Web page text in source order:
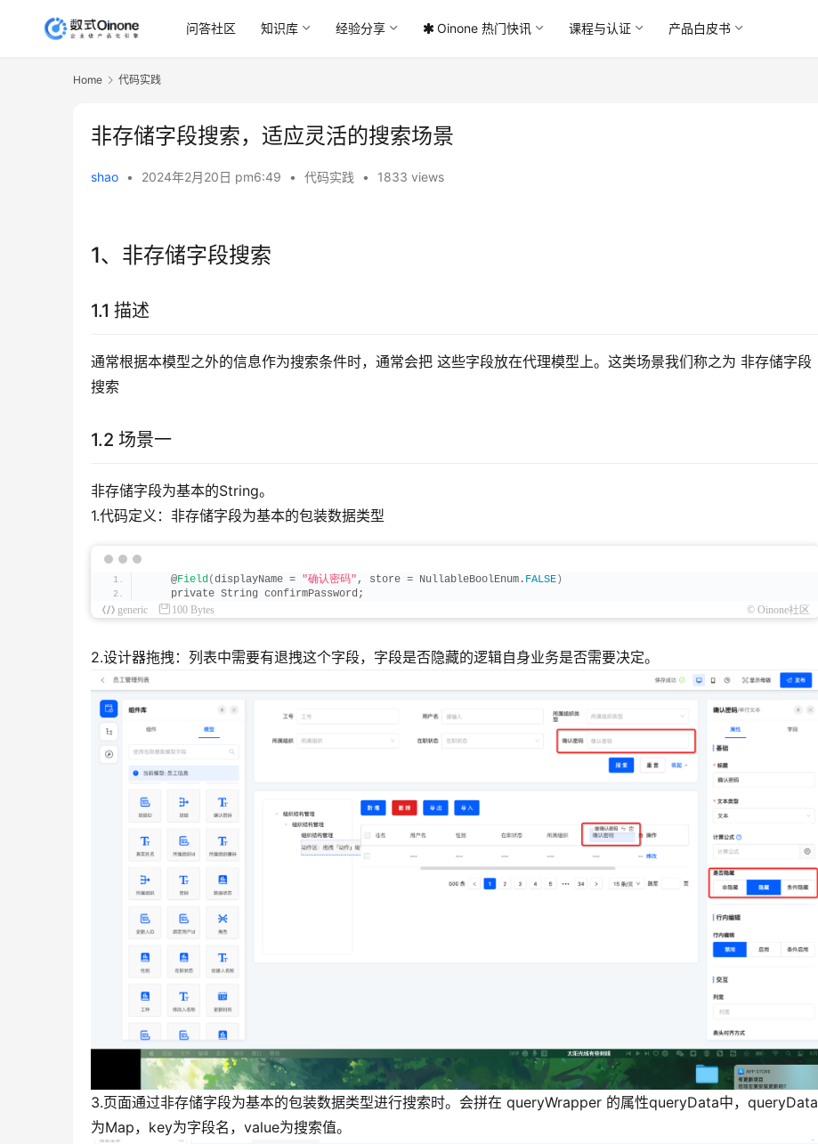
问答社区 知识库 经验分享 Oinone 热门快讯 课程与认证 产品白皮书
Home 代码实践
非存储字段搜索，适应灵活的搜索场景
shao • 2024年2月20日 pm6:49 • 代码实践 • 1833 views
1、非存储字段搜索
1.1 描述
通常根据本模型之外的信息作为搜索条件时，通常会把 这些字段放在代理模型上。这类场景我们称之为 非存储字段
搜索
1.2 场景一
非存储字段为基本的String。
1.代码定义：非存储字段为基本的包装数据类型
    @
Field(displayName = "确认密码" , store = NullableBoolEnum. FALSE )
    private String confirmPassword;
generic
100 Bytes © Oinone社区
2.设计器拖拽：列表中需要有退拽这个字段，字段是否隐藏的逻辑自身业务是否需要决定。
3.页面通过非存储字段为基本的包装数据类型进行搜索时。会拼在 queryWrapper 的属性queryData中，queryData
为Map，key为字段名，value为搜索值。